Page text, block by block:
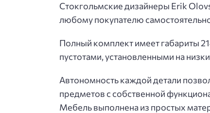
Стокгольмские дизайнеры Erik
любому покупателю
Полный комплект имеет габариты
пустотами, установленными на
Автономность каждой детали
предметов с собственной
Мебель выполнена из простых